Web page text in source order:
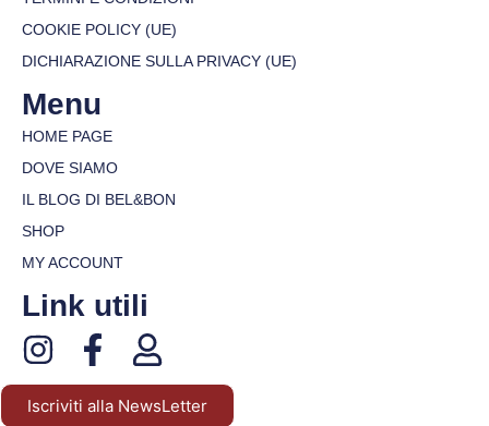
COOKIE POLICY (UE)
DICHIARAZIONE SULLA PRIVACY (UE)
Menu
HOME PAGE
DOVE SIAMO
IL BLOG DI BEL&BON
SHOP
MY ACCOUNT
Link utili
Iscriviti alla NewsLetter